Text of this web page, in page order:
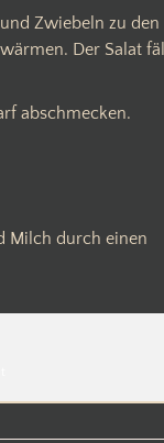
Zwiebeln zu
Der Salat
abschmecken.
Milch durch einen